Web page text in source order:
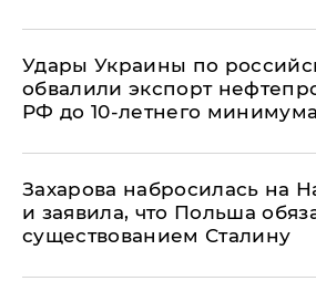
Удары Украины по
обвалили экспорт
РФ до 10-летнего минимума
​Захарова набросилась на
и заявила, что Польша
существованием Сталину